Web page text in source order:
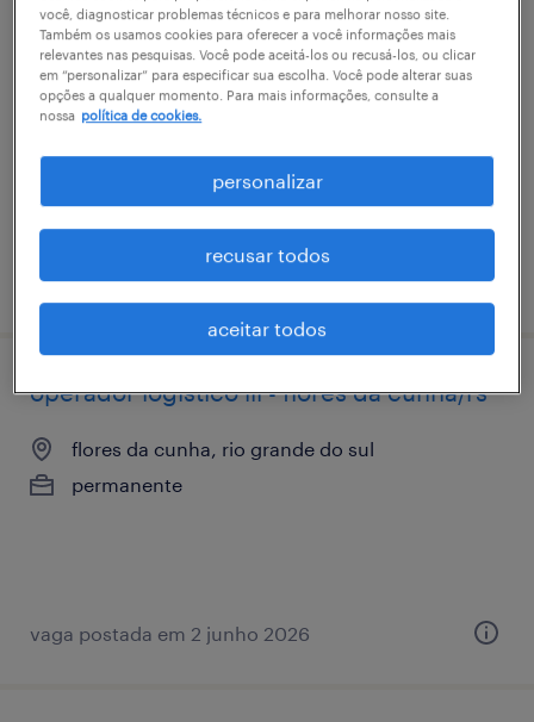
operador logístico iii - caxias do sul
flores da cunha, rio grande do sul
vaga postada em 19 junho 2026
operador logístico iii - flores da cunha/rs
flores da cunha, rio grande do sul
permanente
vaga postada em 2 junho 2026
você, diagnosticar problemas técnicos e para melhorar nosso site.
Também os usamos cookies para oferecer a você informações mais
relevantes nas pesquisas. Você pode aceitá-los ou recusá-los, ou clicar
em “personalizar” para especificar sua escolha. Você pode alterar suas
opções a qualquer momento. Para mais informações, consulte a
nossa política de cookies.
personalizar
recusar todos
aceitar todos